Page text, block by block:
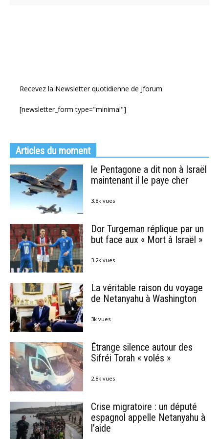
Recevez la Newsletter quotidienne de Jforum
[newsletter_form type="minimal"]
Articles du moment
le Pentagone a dit non à Israël
maintenant il le paye cher
3.8k vues
Dor Turgeman réplique par un
but face aux « Mort à Israël »
3.2k vues
La véritable raison du voyage
de Netanyahu à Washington
3k vues
Étrange silence autour des
Sifréi Torah « volés »
2.8k vues
Crise migratoire : un député
espagnol appelle Netanyahu à
l’aide